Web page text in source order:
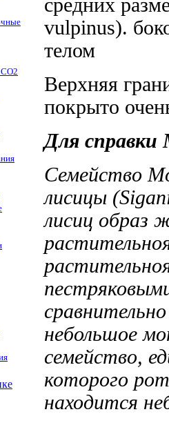
средних
vulpinus).
телом
Верхняя
покрыто
Для справки
Семейство
лисицы
лисиц образ
небольшое
семейство,
которого
находится